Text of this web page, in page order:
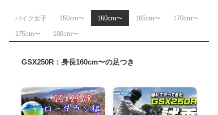
バイク女子 150cm〜 160cm〜 165cm〜 170cm〜
175cm〜 180cm〜
GSX250R：身長160cm〜の足つき